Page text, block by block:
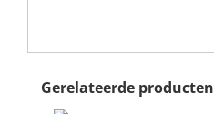
Gerelateerde producten